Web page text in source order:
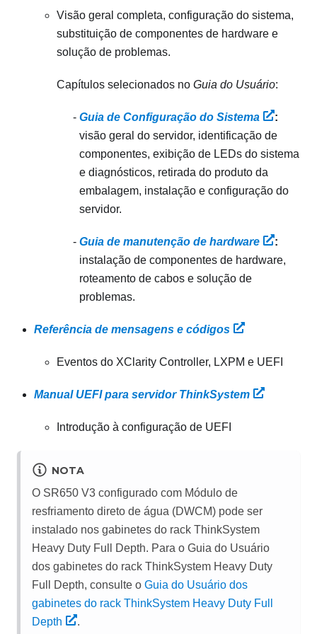
Visão geral completa, configuração do sistema,
substituição de componentes de hardware e
solução de problemas.
Capítulos selecionados no Guia do Usuário:
Guia de Configuração do Sistema
:
visão geral do servidor, identificação de
componentes, exibição de LEDs do sistema
e diagnósticos, retirada do produto da
embalagem, instalação e configuração do
servidor.
Guia de manutenção de hardware
:
instalação de componentes de hardware,
roteamento de cabos e solução de
problemas.
Referência de mensagens e códigos
Eventos do XClarity Controller, LXPM e UEFI
Manual UEFI para servidor ThinkSystem
Introdução à configuração de UEFI
NOTA
O SR650 V3 configurado com Módulo de
resfriamento direto de água (DWCM) pode ser
instalado nos gabinetes do rack ThinkSystem
Heavy Duty Full Depth. Para o Guia do Usuário
dos gabinetes do rack ThinkSystem Heavy Duty
Full Depth, consulte o Guia do Usuário dos
gabinetes do rack ThinkSystem Heavy Duty Full
Depth
.